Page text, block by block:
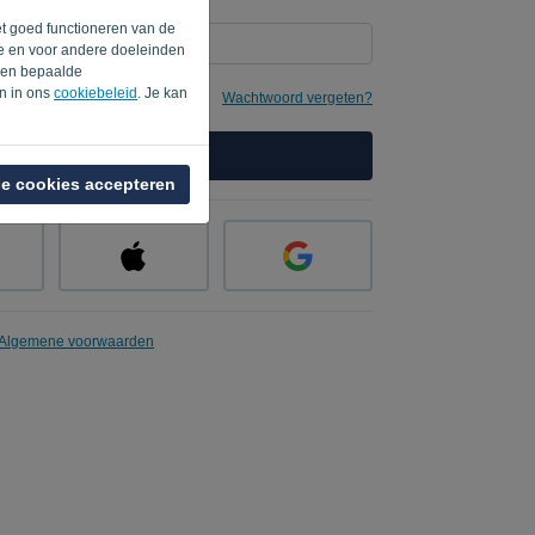
goed functioneren van de
en voor andere doeleinden
bepaalde
in ons cookiebeleid . Je kan
cookies accepteren
Wachtwoord vergeten?
voorwaarden